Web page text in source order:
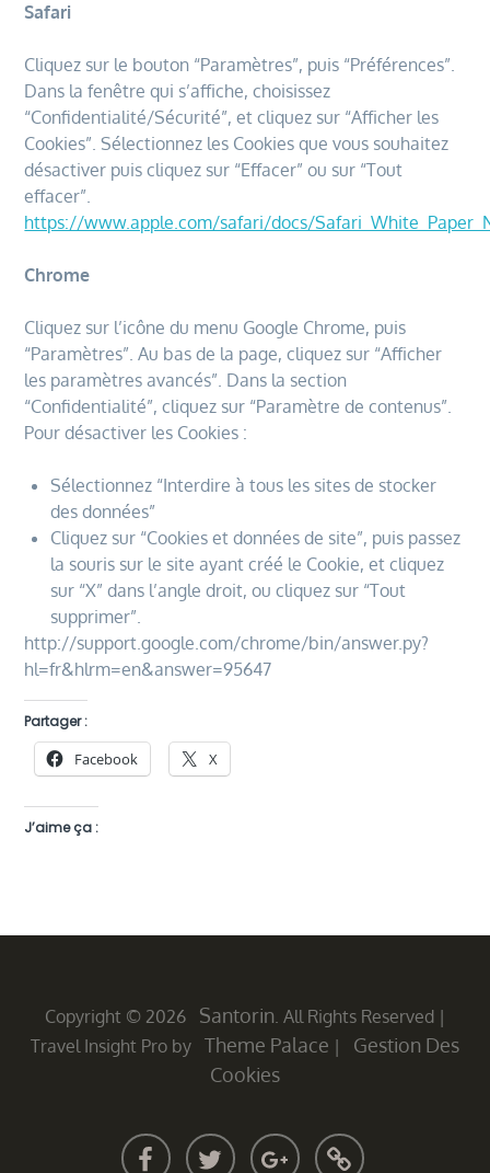
Safari
Cliquez sur le bouton “Paramètres”, puis “Préférences”.
Dans la fenêtre qui s’affiche, choisissez
“Confidentialité/Sécurité”, et cliquez sur “Afficher les
Cookies”. Sélectionnez les Cookies que vous souhaitez
désactiver puis cliquez sur “Effacer” ou sur “Tout
effacer”.
https://www.apple.com/safari/docs/
Chrome
Cliquez sur l’icône du menu Google Chrome, puis
“Paramètres”. Au bas de la page, cliquez sur “Afficher
les paramètres avancés”. Dans la section
“Confidentialité”, cliquez sur “Paramètre de contenus”.
Pour désactiver les Cookies :
Sélectionnez “Interdire à tous les sites de stocker
des données”
Cliquez sur “Cookies et données de site”, puis passez
la souris sur le site ayant créé le Cookie, et cliquez
sur “X” dans l’angle droit, ou cliquez sur “Tout
supprimer”.
http://support.google.com/chrome/bin/answer.py?
hl=fr&hlrm=en&answer=95647
Partager :
Facebook X
J’aime ça :
Copyright © 2026 Santorin. All Rights Reserved |
Travel Insight Pro by Theme Palace |
Gestion Des
Cookies
FACEBOOK
TWITTERGOOGLECUSTOM